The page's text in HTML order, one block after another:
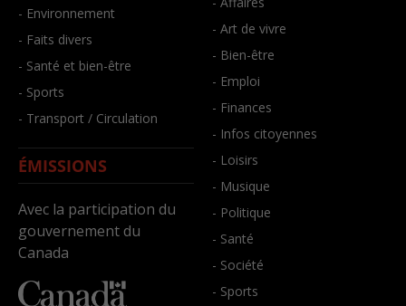
- Environnement
- Faits divers
- Santé et bien-être
- Sports
- Transport / Circulation
ÉMISSIONS
Avec la participation du
gouvernement du
Canada
- Art de vivre
- Bien-être
- Emploi
- Finances
- Infos citoyennes
- Loisirs
- Musique
- Politique
- Santé
- Société
- Sports